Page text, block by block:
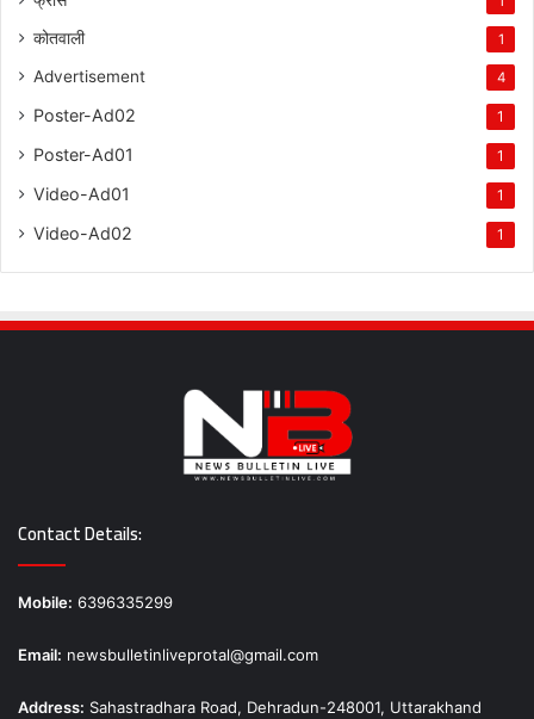
कोतवाली 1
Advertisement 4
Poster-Ad02 1
Poster-Ad01 1
Video-Ad01 1
Video-Ad02 1
Contact Details:
Mobile: 6396335299
Email: newsbulletinliveprotal@gmail.com
Address: Sahastradhara Road, Dehradun-248001, Uttarakhand